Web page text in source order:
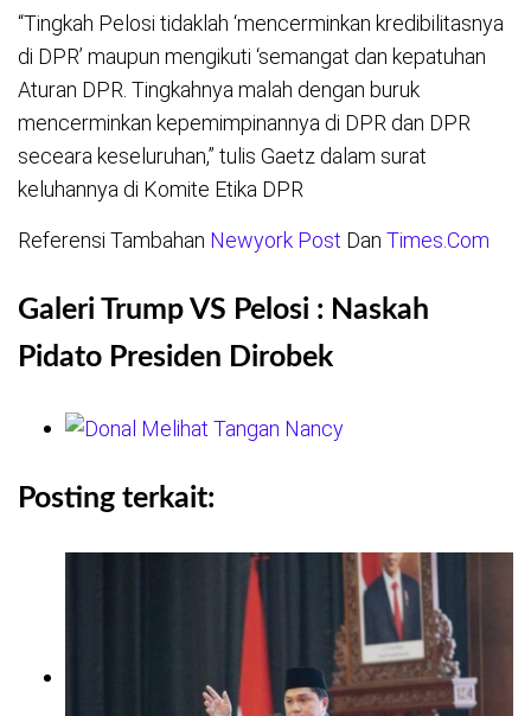
“Tingkah Pelosi tidaklah ‘mencerminkan kredibilitasnya
di DPR’ maupun mengikuti ‘semangat dan kepatuhan
Aturan DPR. Tingkahnya malah dengan buruk
mencerminkan kepemimpinannya di DPR dan DPR
seceara keseluruhan,” tulis Gaetz dalam surat
keluhannya di Komite Etika DPR
Referensi Tambahan Newyork Post Dan Times.Com
Galeri Trump VS Pelosi : Naskah
Pidato Presiden Dirobek
Posting terkait: